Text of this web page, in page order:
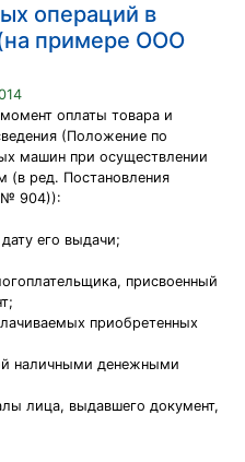
операций в
примере ООО
оплаты товара и
(Положение по
машин при осуществлении
(в ред. Постановления
№ 904)):
его выдачи;
присвоенный
приобретенных
наличными денежными
лица, выдавшего документ,